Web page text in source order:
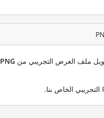
ملف العرض التجريبي من PNG
.